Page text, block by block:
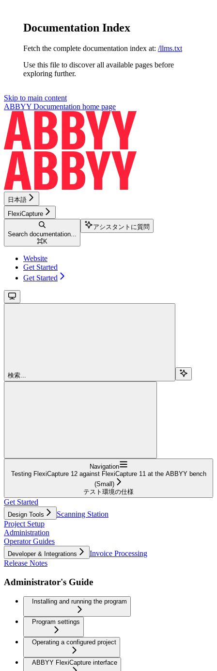
Documentation Index
Fetch the complete documentation index at: /llms.txt
Use this file to discover all available pages before
exploring further.
Skip to main content
ABBYY Documentation home page
日本語
FlexiCapture
Search documentation...
⌘K
アシスタントに質問
Website
Get Started
Get Started
検索...
Navigation
Testing FlexiCapture 12 against FlexiCapture 11 at the ABBYY bench
(Small)
テスト環境の仕様
Get Started
Design Tools
Scanning Station
Project Setup
Administration
Operator Guides
Developer & Integrations
Invoice Processing
Release Notes
Administrator's Guide
Installing and running the program
Program settings
Operating a configured project
ABBYY FlexiCapture interface